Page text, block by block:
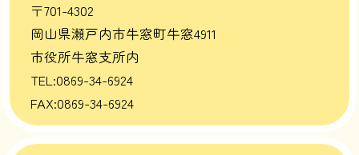
〒701-4302
岡山県瀬戸内市牛窓町牛窓4911
市役所牛窓支所内
TEL:0869-34-6924
FAX:0869-34-6924